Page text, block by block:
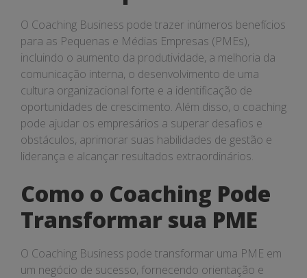
O Coaching Business pode trazer inúmeros benefícios
para as Pequenas e Médias Empresas (PMEs),
incluindo o aumento da produtividade, a melhoria da
comunicação interna, o desenvolvimento de uma
cultura organizacional forte e a identificação de
oportunidades de crescimento. Além disso, o coaching
pode ajudar os empresários a superar desafios e
obstáculos, aprimorar suas habilidades de gestão e
liderança e alcançar resultados extraordinários.
Como o Coaching Pode
Transformar sua PME
O Coaching Business pode transformar uma PME em
um negócio de sucesso, fornecendo orientação e